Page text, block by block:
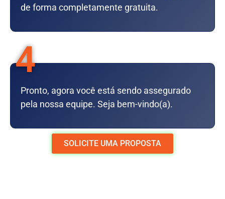
de forma completamente gratuita.
4
Pronto, agora você está sendo assegurado
pela nossa equipe. Seja bem-vindo(a).
SOLICITE UMA PROPOSTA